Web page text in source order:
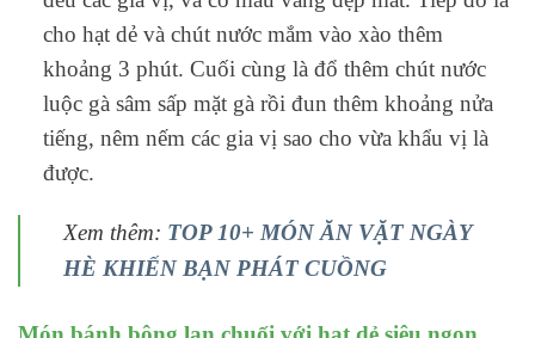
cho hạt dẻ và chút nước mắm vào xào thêm
khoảng 3 phút. Cuối cùng là đổ thêm chút nước
luộc gà sâm sấp mặt gà rồi đun thêm khoảng nửa
tiếng, nêm nếm các gia vị sao cho vừa khẩu vị là
được.
Xem thêm: TOP 10+ MÓN ĂN VẶT NGÀY
HÈ KHIẾN BẠN PHÁT CUỒNG